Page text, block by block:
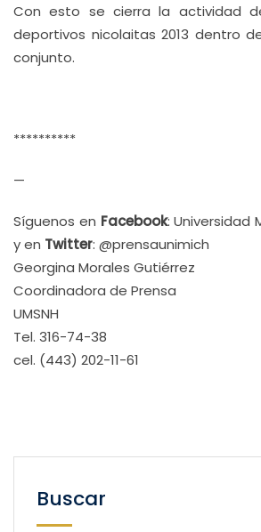
Con esto se cierra la actividad
deportivos nicolaitas 2013 dentro
conjunto.
**********
—
Síguenos en Facebook: Universidad
y en Twitter: @prensaunimich
Georgina Morales Gutiérrez
Coordinadora de Prensa
UMSNH
Tel. 316-74-38
cel. (443) 202-11-61
Buscar